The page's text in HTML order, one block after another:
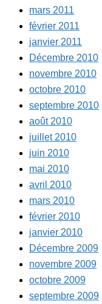
mars 2011
février 2011
janvier 2011
Décembre 2010
novembre 2010
octobre 2010
septembre 2010
août 2010
juillet 2010
juin 2010
mai 2010
avril 2010
mars 2010
février 2010
janvier 2010
Décembre 2009
novembre 2009
octobre 2009
septembre 2009